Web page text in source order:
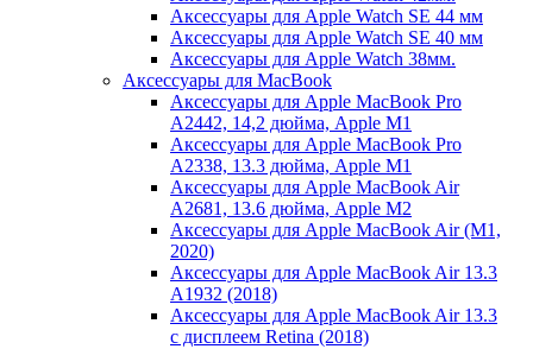
Аксессуары для Apple Watch SE 44 мм
Аксессуары для Apple Watch SE 40 мм
Аксессуары для Apple Watch 38мм.
Аксессуары для MacBook
Аксессуары для Apple MacBook Pro
A2442, 14,2 дюйма, Apple M1
Аксессуары для Apple MacBook Pro
A2338, 13.3 дюйма, Apple M1
Аксессуары для Apple MacBook Air
A2681, 13.6 дюйма, Apple M2
Аксессуары для Apple MacBook Air (M1,
2020)
Аксессуары для Apple MacBook Air 13.3
A1932 (2018)
Аксессуары для Apple MacBook Air 13.3
с дисплеем Retina (2018)